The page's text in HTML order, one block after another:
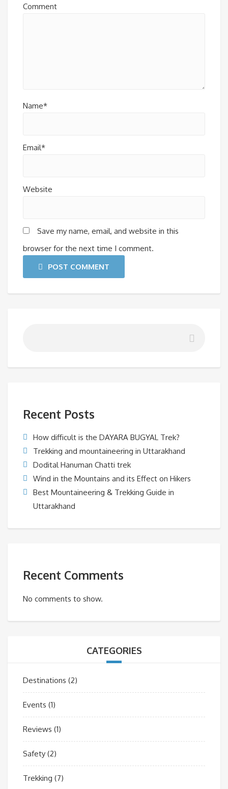
Comment
Name*
Email*
Website
Save my name, email, and website in this
browser for the next time I comment.
POST COMMENT
Recent Posts
How difficult is the DAYARA BUGYAL Trek?
Trekking and mountaineering in Uttarakhand
Dodital Hanuman Chatti trek
Wind in the Mountains and its Effect on Hikers
Best Mountaineering & Trekking Guide in
Uttarakhand
Recent Comments
No comments to show.
CATEGORIES
Destinations (2)
Events (1)
Reviews (1)
Safety (2)
Trekking (7)